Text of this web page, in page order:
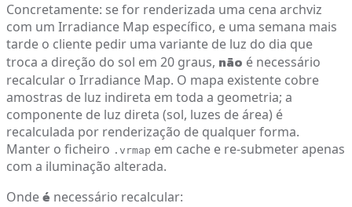
Concretamente: se for renderizada uma cena archviz
com um Irradiance Map específico, e uma semana mais
tarde o cliente pedir uma variante de luz do dia que
troca a direção do sol em 20 graus, não é necessário
recalcular o Irradiance Map. O mapa existente cobre
amostras de luz indireta em toda a geometria; a
componente de luz direta (sol, luzes de área) é
recalculada por renderização de qualquer forma.
Manter o ficheiro .vrmap em cache e re-submeter apenas
com a iluminação alterada.
Ondeé necessário recalcular: